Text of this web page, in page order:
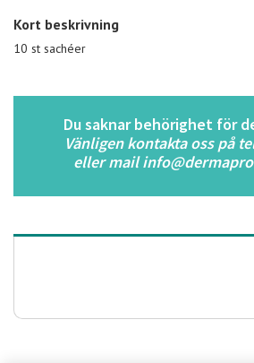
Kort beskrivning
10 st sachéer
Du saknar behörighet för
Vänligen kontakta oss på
eller mail